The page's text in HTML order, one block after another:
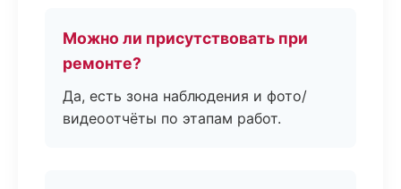
Можно ли присутствовать при
ремонте?
Да, есть зона наблюдения и фото/
видеоотчёты по этапам работ.